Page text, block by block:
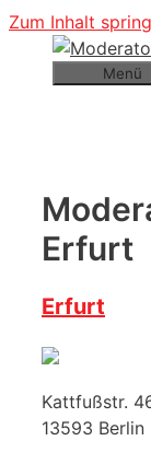
Zum Inhalt
Menü
Erfurt
Erfurt
Kattfußstr.
13593 Berlin